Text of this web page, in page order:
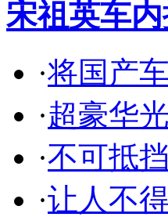
宋祖英车
·将国产
·超豪华
·不可抵
·让人不